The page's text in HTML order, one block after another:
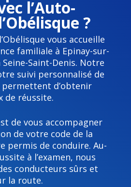
l’Auto-
?
vous accueille
familiale à Epinay-sur-
Seine-Saint-Denis. Notre
suivi personnalisé de
permettent d’obtenir
de réussite.
de vous accompagner
de votre code de la
permis de conduire. Au-
à l’examen, nous
conducteurs sûrs et
la route.